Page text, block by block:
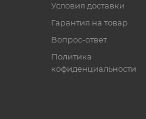
Условия доставки
Гарантия на товар
Вопрос-ответ
Политика
кофиденциальности